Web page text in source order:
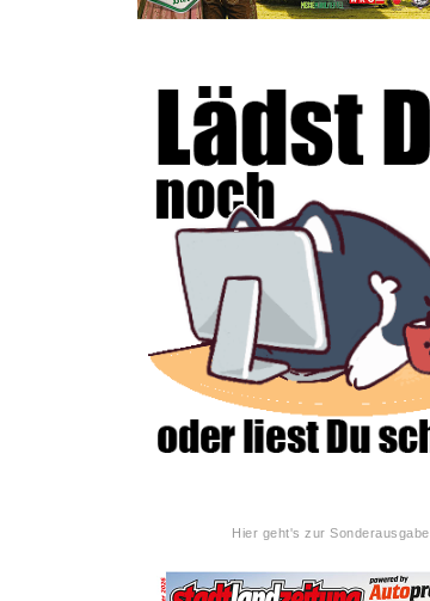
Hier geht's zur Sonderausgabe